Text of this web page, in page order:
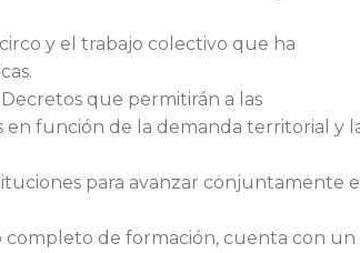
y el trabajo colectivo que ha
que permitirán a las
en función de la demanda territorial y
para avanzar conjuntamente
completo de formación, cuenta con un